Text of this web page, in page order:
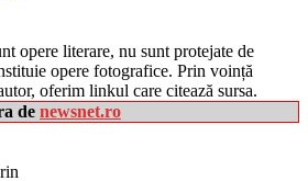
opere literare, nu sunt protejate de
opere fotografice. Prin voință
oferim linkul care citează sursa.
de newsnet.ro